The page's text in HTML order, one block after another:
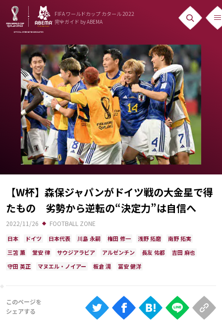
FIFA ワールドカップ カタール 2022
完全ガイド by ABEMA
ニュース
News
出場国
Teams
日本代表
Team Japan
日程・結果
Schedule
ランキング
Ranking
大会について
About
視聴方法
【W杯】森保ジャパンがドイツ戦の大金星で得
たもの 劣勢から逆転の“決定力”は自信へ
2022/11/26 FOOTBALL ZONE
日本 ドイツ 日本代表 川島 永嗣 権田 修一 浅野 拓磨
南野 拓実
三笘 薫
堂安 律 サウジアラビア アルゼンチン 長友 佑都
吉田 麻也
守田 英正
マヌエル・ノイアー 板倉 滉 冨安 健洋